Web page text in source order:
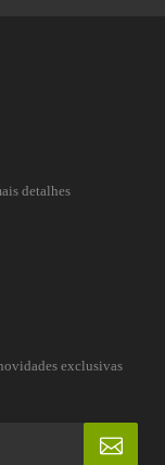
detalhes
exclusivas